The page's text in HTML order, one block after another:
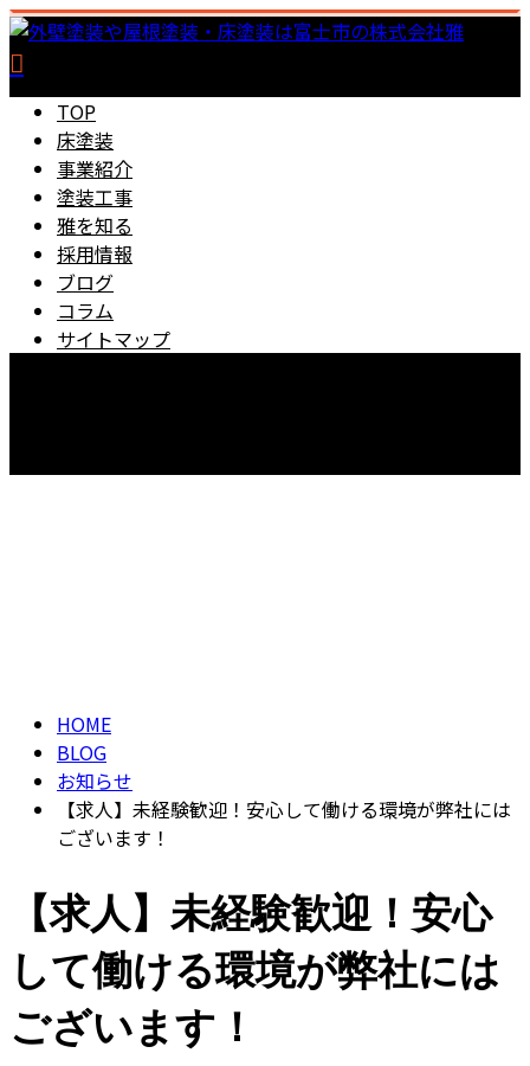
TOP
床塗装
事業紹介
塗装工事
雅を知る
採用情報
ブログ
コラム
サイトマップ
HOME
BLOG
お知らせ
【求人】未経験歓迎！安心して働ける環境が弊社には
ございます！
【求人】未経験歓迎！安心
して働ける環境が弊社には
ございます！